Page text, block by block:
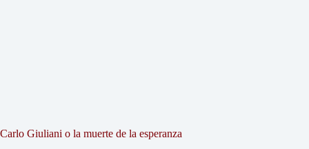
Carlo Giuliani o la muerte de la esperanza